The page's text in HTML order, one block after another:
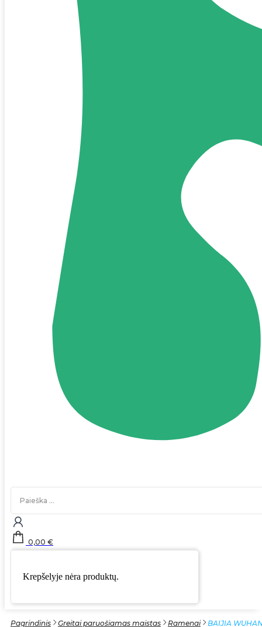
Search
0,00 €
Krepšelyje nėra produktų.
Pagrindinis Greitai paruošiamas maistas Ramenai BAIJIA